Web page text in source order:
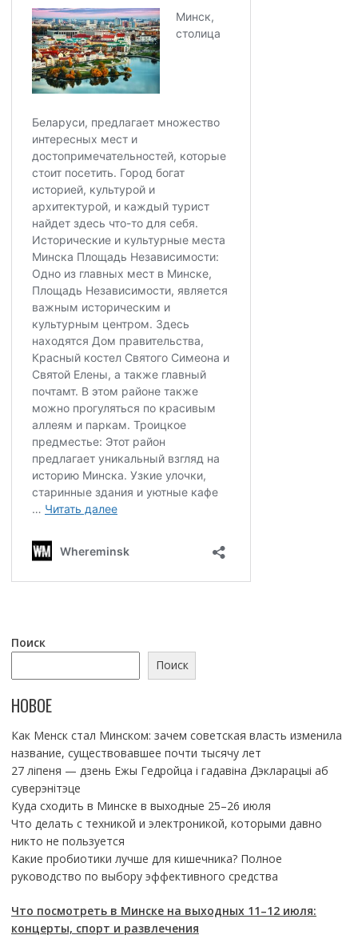
Поиск
Поиск
НОВОЕ
Как Менск стал Минском: зачем советская власть изменила
название, существовавшее почти тысячу лет
27 ліпеня — дзень Ежы Гедройца і гадавіна Дэкларацыі аб
суверэнітэце
Куда сходить в Минске в выходные 25–26 июля
Что делать с техникой и электроникой, которыми давно
никто не пользуется
Какие пробиотики лучше для кишечника? Полное
руководство по выбору эффективного средства
Что посмотреть в Минске на выходных 11–12 июля:
концерты, спорт и развлечения